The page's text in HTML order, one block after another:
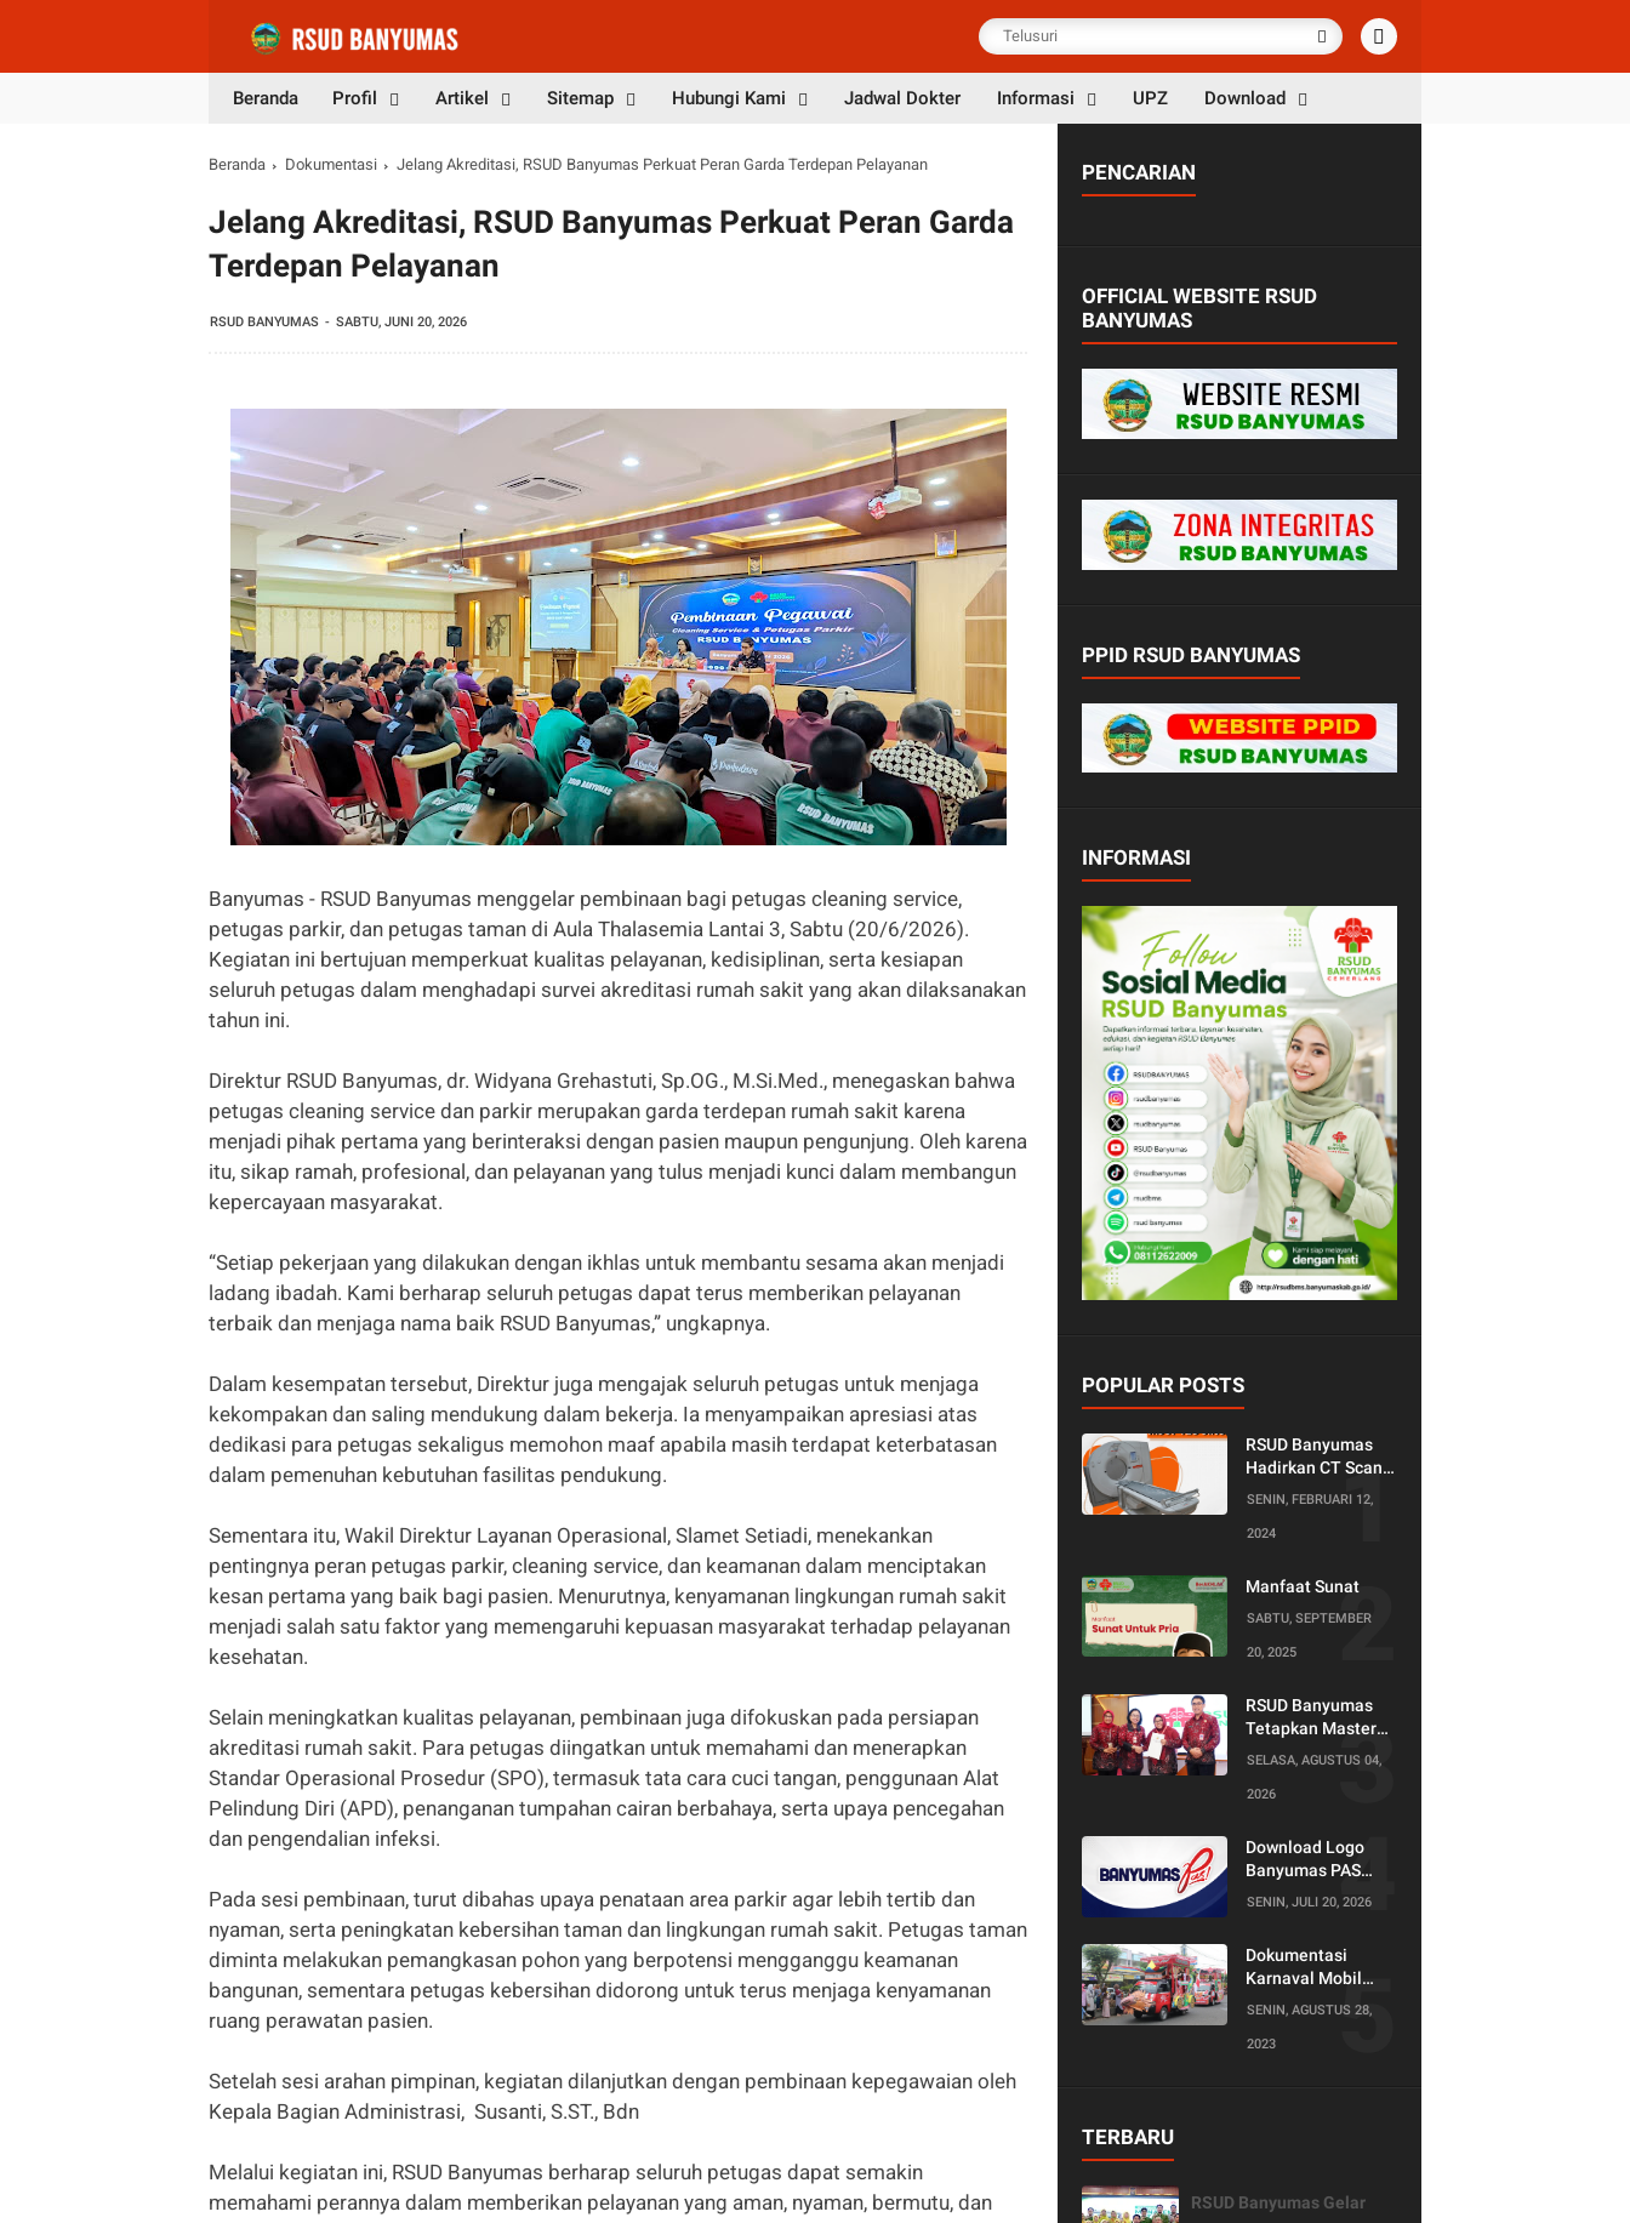
Beranda Profil Artikel Sitemap Hubungi Kami Jadwal Dokter Informasi UPZ Download
Beranda Dokumentasi Jelang Akreditasi, RSUD Banyumas Perkuat Peran Garda Terdepan Pelayanan
Jelang Akreditasi, RSUD Banyumas Perkuat Peran Garda
Terdepan Pelayanan
RSUD BANYUMAS SABTU, JUNI 20, 2026
Banyumas - RSUD Banyumas menggelar pembinaan bagi petugas cleaning service,
petugas parkir, dan petugas taman di Aula Thalasemia Lantai 3, Sabtu (20/6/2026).
Kegiatan ini bertujuan memperkuat kualitas pelayanan, kedisiplinan, serta kesiapan
seluruh petugas dalam menghadapi survei akreditasi rumah sakit yang akan dilaksanakan
tahun ini.
Direktur RSUD Banyumas, dr. Widyana Grehastuti, Sp.OG., M.Si.Med., menegaskan bahwa
petugas cleaning service dan parkir merupakan garda terdepan rumah sakit karena
menjadi pihak pertama yang berinteraksi dengan pasien maupun pengunjung. Oleh karena
itu, sikap ramah, profesional, dan pelayanan yang tulus menjadi kunci dalam membangun
kepercayaan masyarakat.
“Setiap pekerjaan yang dilakukan dengan ikhlas untuk membantu sesama akan menjadi
ladang ibadah. Kami berharap seluruh petugas dapat terus memberikan pelayanan
terbaik dan menjaga nama baik RSUD Banyumas,” ungkapnya.
Dalam kesempatan tersebut, Direktur juga mengajak seluruh petugas untuk menjaga
kekompakan dan saling mendukung dalam bekerja. Ia menyampaikan apresiasi atas
dedikasi para petugas sekaligus memohon maaf apabila masih terdapat keterbatasan
dalam pemenuhan kebutuhan fasilitas pendukung.
Sementara itu, Wakil Direktur Layanan Operasional, Slamet Setiadi, menekankan
pentingnya peran petugas parkir, cleaning service, dan keamanan dalam menciptakan
kesan pertama yang baik bagi pasien. Menurutnya, kenyamanan lingkungan rumah sakit
menjadi salah satu faktor yang memengaruhi kepuasan masyarakat terhadap pelayanan
kesehatan.
Selain meningkatkan kualitas pelayanan, pembinaan juga difokuskan pada persiapan
akreditasi rumah sakit. Para petugas diingatkan untuk memahami dan menerapkan
Standar Operasional Prosedur (SPO), termasuk tata cara cuci tangan, penggunaan Alat
Pelindung Diri (APD), penanganan tumpahan cairan berbahaya, serta upaya pencegahan
dan pengendalian infeksi.
Pada sesi pembinaan, turut dibahas upaya penataan area parkir agar lebih tertib dan
nyaman, serta peningkatan kebersihan taman dan lingkungan rumah sakit. Petugas taman
diminta melakukan pemangkasan pohon yang berpotensi mengganggu keamanan
bangunan, sementara petugas kebersihan didorong untuk terus menjaga kenyamanan
ruang perawatan pasien.
Setelah sesi arahan pimpinan, kegiatan dilanjutkan dengan pembinaan kepegawaian oleh
Kepala Bagian Administrasi, Susanti, S.ST., Bdn
Melalui kegiatan ini, RSUD Banyumas berharap seluruh petugas dapat semakin
memahami perannya dalam memberikan pelayanan yang aman, nyaman, bermutu, dan
PENCARIAN
OFFICIAL WEBSITE RSUD
BANYUMAS
PPID RSUD BANYUMAS
INFORMASI
POPULAR POSTS
RSUD Banyumas
Hadirkan CT Scan
128 Slice!
untuk Pemeriksaan
Nyaman dan
SENIN, FEBRUARI 12,
2024
Manfaat Sunat
SABTU, SEPTEMBER
20, 2025
RSUD Banyumas
Tetapkan Master
Konselor dan
Perkuat Peran
Layanan
Kesehatan
SELASA, AGUSTUS 04,
2026
Download Logo
Banyumas PAS
(Produktif Adil dan
SENIN, JULI 20, 2026
Dokumentasi
Karnaval Mobil
Hias Tahun 2023
SENIN, AGUSTUS 28,
2023
TERBARU
RSUD Banyumas Gelar